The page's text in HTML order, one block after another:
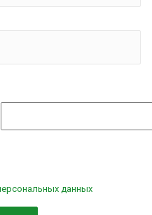
данных